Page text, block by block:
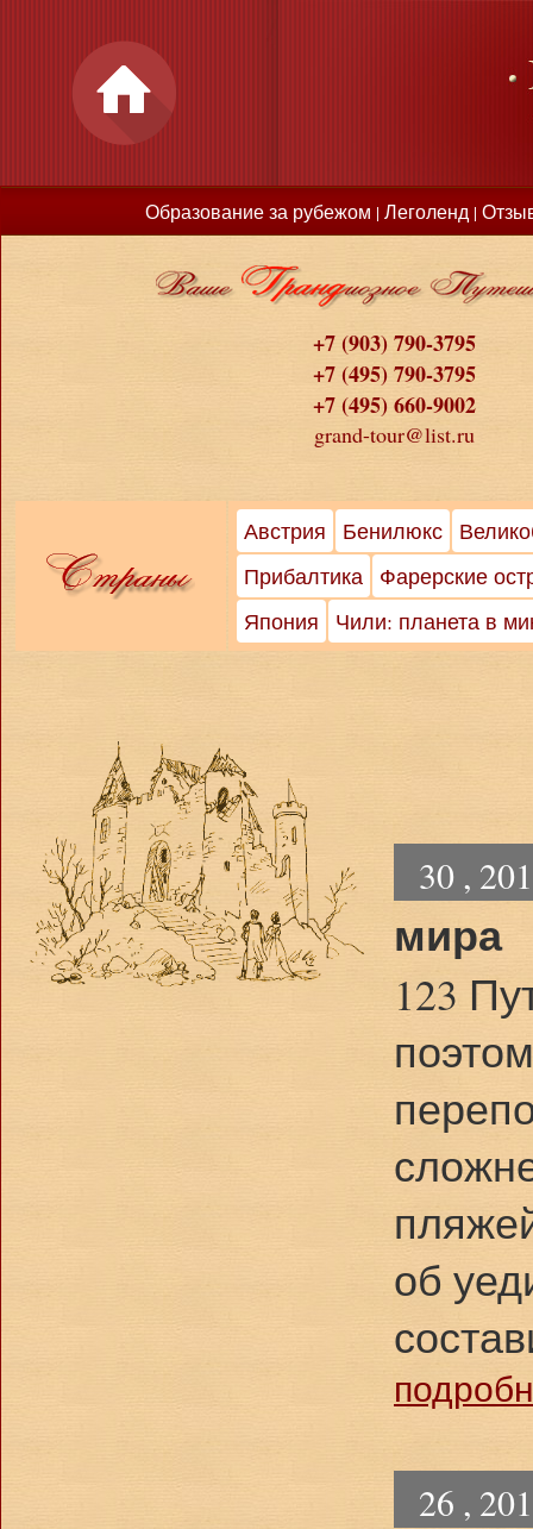
Образование за рубежом | Леголенд |
+7 (903) 790-3795
+7 (495) 790-3795
+7 (495) 660-9002
grand-tour@list.ru
Австрия Бенилюкс
Прибалтика
Фарерские
Япония
Чили: планета в
30 ,
мира
123
об
26 ,